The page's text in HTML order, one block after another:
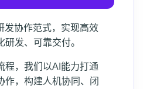
发协作范式，实现高效
研发、可靠交付。
程，我们以AI能力打通
作，构建人机协同、闭